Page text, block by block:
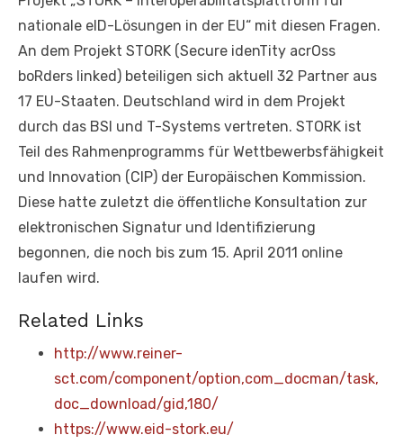
nationale eID-Lösungen in der EU“ mit diesen Fragen.
An dem Projekt STORK (Secure idenTity acrOss
boRders linked) beteiligen sich aktuell 32 Partner aus
17 EU-Staaten. Deutschland wird in dem Projekt
durch das BSI und T-Systems vertreten. STORK ist
Teil des Rahmenprogramms für Wettbewerbsfähigkeit
und Innovation (CIP) der Europäischen Kommission.
Diese hatte zuletzt die öffentliche Konsultation zur
elektronischen Signatur und Identifizierung
begonnen, die noch bis zum 15. April 2011 online
laufen wird.
Related Links
http://www.reiner-
sct.com/component/option,com_docman/task,
doc_download/gid,180/
https://www.eid-stork.eu/